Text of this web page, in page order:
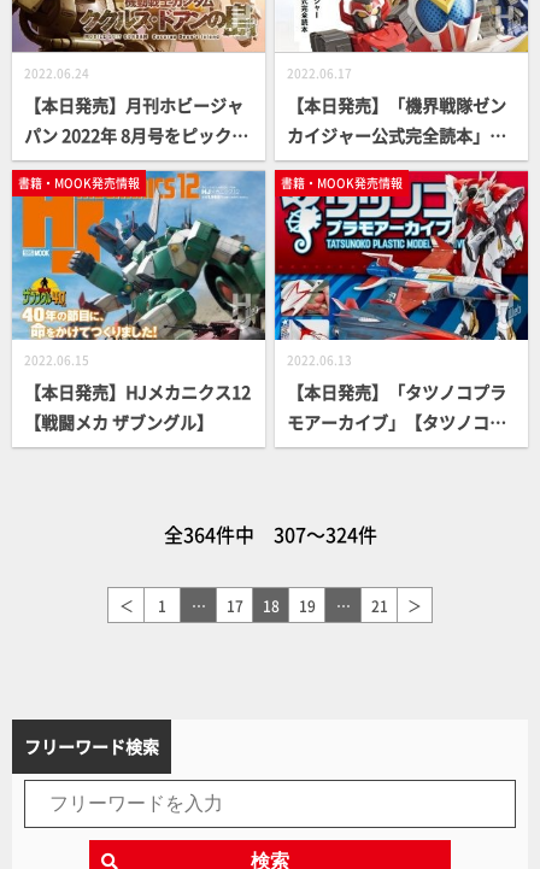
2022.06.24
【本日発売】月刊ホビージャ
パン 2022年 8月号をピックア
ップ！
2022.06.17
【本日発売】「機界戦隊ゼン
カイジャー公式完全読本」
【スーパー戦隊】
書籍・MOOK発売情報
2022.06.15
【本日発売】HJメカニクス12
【戦闘メカ ザブングル】
書籍・MOOK発売情報
2022.06.13
【本日発売】「タツノコプラ
モアーカイブ」【タツノコプ
ロ60周年】
全364件中 307～324件
＜ 1 … 17 18 19 … 21 ＞
フリーワード検索
検索